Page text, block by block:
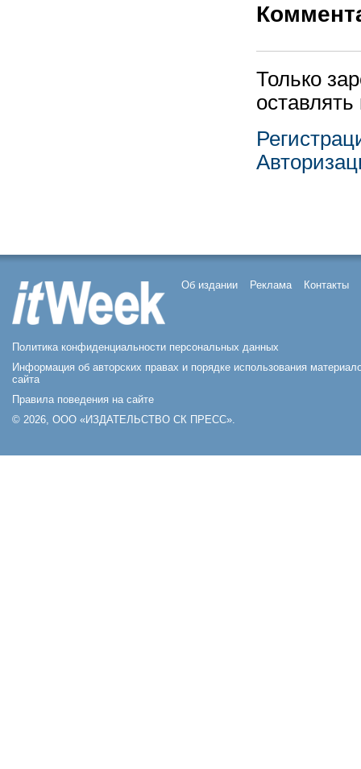
Только
Об издании Реклама Контакты
Политика конфиденциальности персональных данных
Информация об авторских правах и порядке использования
сайта
Правила поведения на сайте
© 2026, ООО «ИЗДАТЕЛЬСТВО СК ПРЕСС».